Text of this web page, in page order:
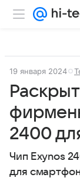
19 января 2024
2400
Чип Exynos
для